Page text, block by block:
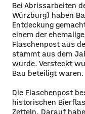
Bei Abrissarbeiten
Würzburg) haben
Entdeckung
einem der
Flaschenpost aus
stammt aus dem
wurde. Versteckt
Bau beteiligt waren.
Die Flaschenpost
historischen
Zetteln. Darauf